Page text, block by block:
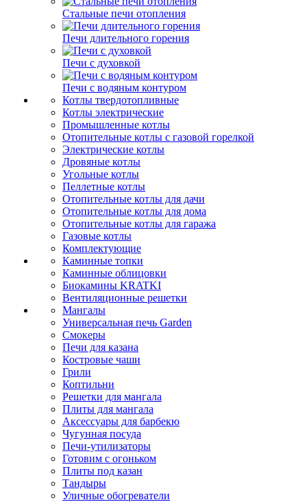
Стальные печи отопления
Печи длительного горения
Печи с духовкой
Печи с водяным контуром
Котлы твердотопливные
Котлы электрические
Промышленные котлы
Отопительные котлы с газовой горелкой
Электрические котлы
Дровяные котлы
Угольные котлы
Пеллетные котлы
Отопительные котлы для дачи
Отопительные котлы для дома
Отопительные котлы для гаража
Газовые котлы
Комплектующие
Каминные топки
Каминные облицовки
Биокамины KRATKI
Вентиляционные решетки
Мангалы
Универсальная печь Garden
Смокеры
Печи для казана
Костровые чаши
Грили
Коптильни
Решетки для мангала
Плиты для мангала
Аксессуары для барбекю
Чугунная посуда
Печи-утилизаторы
Готовим с огоньком
Плиты под казан
Тандыры
Уличные обогреватели